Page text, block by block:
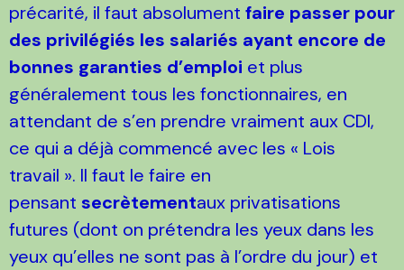
précarité, il faut absolument faire passer pour
des privilégiés les salariés ayant encore de
bonnes garanties d’emploi et plus
généralement tous les fonctionnaires, en
attendant de s’en prendre vraiment aux CDI,
ce qui a déjà commencé avec les « Lois
travail ». Il faut le faire en
pensant secrètementaux privatisations
futures (dont on prétendra les yeux dans les
yeux qu’elles ne sont pas à l’ordre du jour) et